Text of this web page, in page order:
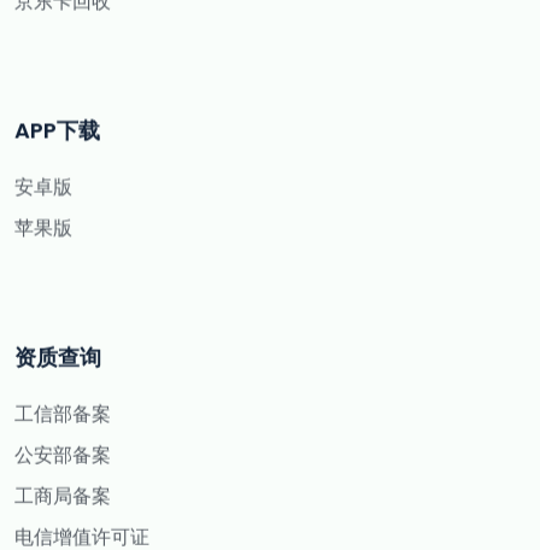
APP下载
安卓版
苹果版
资质查询
工信部备案
公安部备案
工商局备案
电信增值许可证